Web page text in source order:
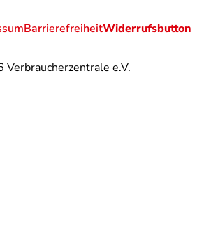
Verbraucherzentrale e.V.
BarrierefreiheitWiderrufsbutton